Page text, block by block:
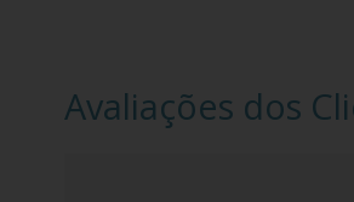
Avaliações dos